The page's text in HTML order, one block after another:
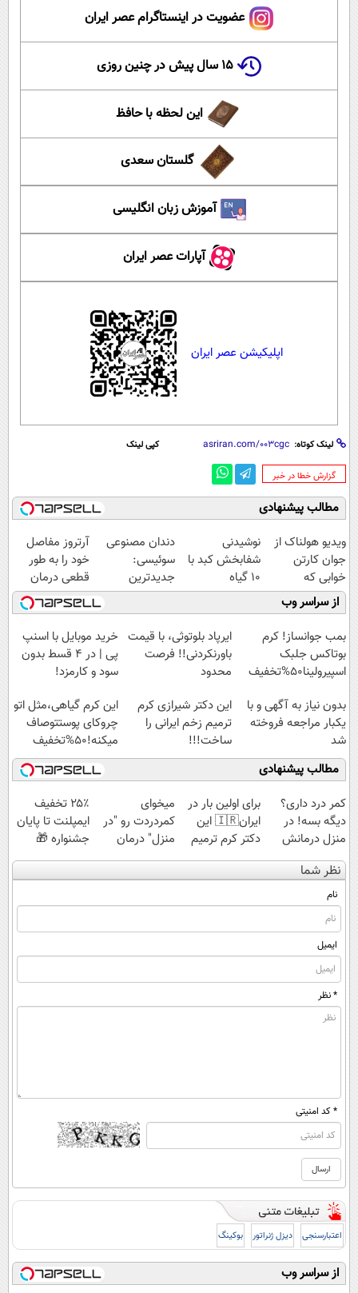
عضویت در اینستاگرام عصر ایران
۱۵ سال پیش در چنین روزی
این لحظه با حافظ
گلستان سعدی
آموزش زبان انگلیسی
آپارات عصر ایران
اپلیکیشن عصر ایران
لینک کوتاه: کپی لینک
‌گزارش خطا در خبر
مطالب پیشنهادی
ویدیو هولناک از
جوان کارتن
خوابی که
میلیاردر شد.
آموزش رایگان
نوشیدنی
شفابخش کبد با
10 گیاه
موثر(تخفیف تا
امشب)
دندان مصنوعی
سوئیسی:
جدیدترین
فناوری اروپا،
سبک و مقاوم |
پرداخت قسطی
آرتروز مفاصل
خود را به طور
قطعی درمان
کنید!
◗پرسش‌نامه◖
از سراسر وب
بمب جوانساز! کرم
بوتاکس جلبک
اسپیرولینا50%تخفیف
ایرپاد بلوتوثی، با قیمت
باورنکردنی!! فرصت
محدود
خرید موبایل با اسنپ
پی | در ۴ قسط بدون
سود و کارمزد!
بدون نیاز به آگهی و با
یکبار مراجعه فروخته
شد
این دکتر شیرازی کرم
ترمیم زخم ایرانی را
ساخت!!!
این کرم گیاهی،مثل اتو
چروکای پوستتوصاف
میکنه!50%تخفیف
مطالب پیشنهادی
کمر درد داری؟
دیگه بسه! در
منزل درمانش
کن
(◀پرسش‌نامه)
برای اولین بار در
ایران🇮🇷 این
دکتر کرم ترمیم
کننده 23 روزه
ساخت!
میخوای
کمردردت رو "در
منزل" درمان
کنی؟ (◂فیلم +
◂پرسش‌نامه)
۲۵٪ تخفیف
ایمپلنت تا پایان
جشنواره 🎁
نظر شما
نام
ایمیل
* نظر
* کد امنیتی
اعتبارسنجی دیزل ژنراتور بوکینگ
از سراسر وب